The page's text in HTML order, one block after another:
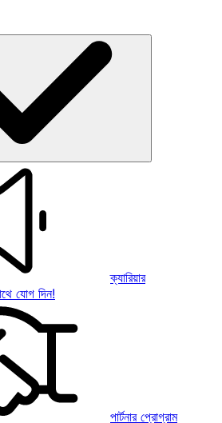
ক্যারিয়ার
যোগ দিন!
পার্টনার প্রোগ্রাম